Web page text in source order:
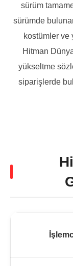
sürüm
sürümde
kostümler ve
Hitman
yükseltme
siparişlerde